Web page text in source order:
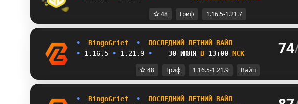
48 Гриф 1.16.5-1.21.7
• BingoGrief • ПОСЛЕДНИЙ ЛЕТНИЙ ВАЙП
• 1.16.5 • 1.21.9 • 30 ИЮЛЯ В 13:00 МСК 74
48 Гриф 1.16.5-1.21.9 Вайп
• BingoGrief • ПОСЛЕДНИЙ ЛЕТНИЙ ВАЙП